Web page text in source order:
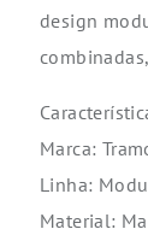
design
Marca:
Linha:
Material: